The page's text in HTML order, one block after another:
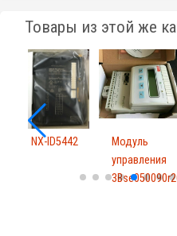
Товары из этой же
NX-ID5442
Модуль
управления